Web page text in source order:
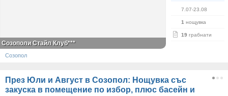
7.07-23.08
1 нощувка
19 грабнати
Созополи Стайл Клуб***
Созопол
През Юли и Август в Созопол: Нощувка със
закуска в помещение по избор, плюс басейн и